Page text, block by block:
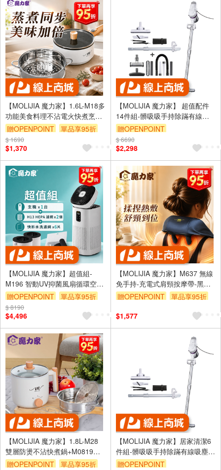
【MOLIJIA 魔力家】1.6L-M18多
功能美食料理不沾電火快煮烹飪
鍋+M1812不鏽鋼蒸籠-白木紋
贈OPENPOINT 單品享95折
$ 1690
$1,370
【MOLIJIA 魔力家】 超值配件
14件組-髒吸吸手持除蹣有線吸
塵器-雪白紫
贈OPENPOINT
$ 6690
$2,298
【MOLIJIA 魔力家】超值組-
M196 智動UV抑菌風扇循環空氣
清淨機-雲岩白
贈OPENPOINT 單品享95折
$ 8190
$4,496
【MOLIJIA 魔力家】M637 無線
免手持-充電式肩頸按摩帶-黑曜
藍
贈OPENPOINT
單品享95折
$1,577
【MOLIJIA 魔力家】1.8L-M28
雙層防燙不沾快煮鍋+M0819不
鏽鋼蒸籠-簡約白
贈OPENPOINT 單品享95折
【MOLIJIA 魔力家】居家清潔6
件組-髒吸吸手持除蹣有線吸塵
器-雪白紫
贈OPENPOINT